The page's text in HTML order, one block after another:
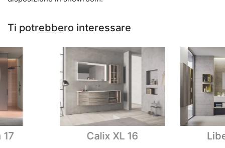
Ti potrebbero interessare
17 Calix XL 16